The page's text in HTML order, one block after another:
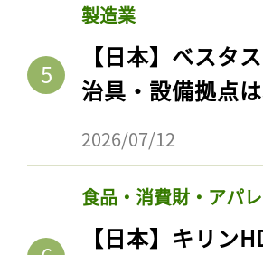
製造業
【日本】ベスタ
治具・設備拠点
2026/07/12
食品・消費財・アパ
【日本】キリン